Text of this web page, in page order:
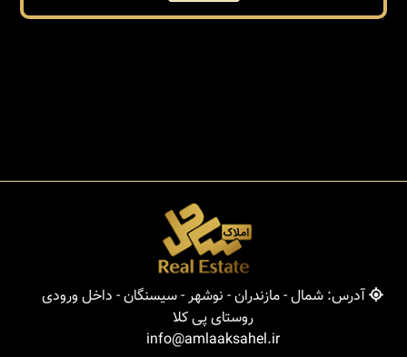
آدرس: شمال - مازندران - نوشهر - سیسنگان - داخل ورودی
روستای پی کلا
info@amlaaksahel.ir